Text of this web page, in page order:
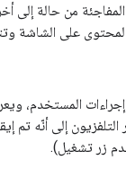
المفاجئة من حالة
على الشاشة
إلى أنّه تم
زر تشغيل).